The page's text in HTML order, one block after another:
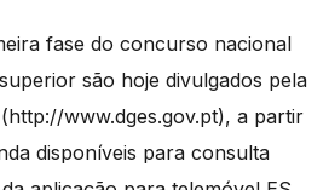
fase do concurso nacional
são hoje divulgados pela
www.dges.gov.pt), a partir
disponíveis para consulta